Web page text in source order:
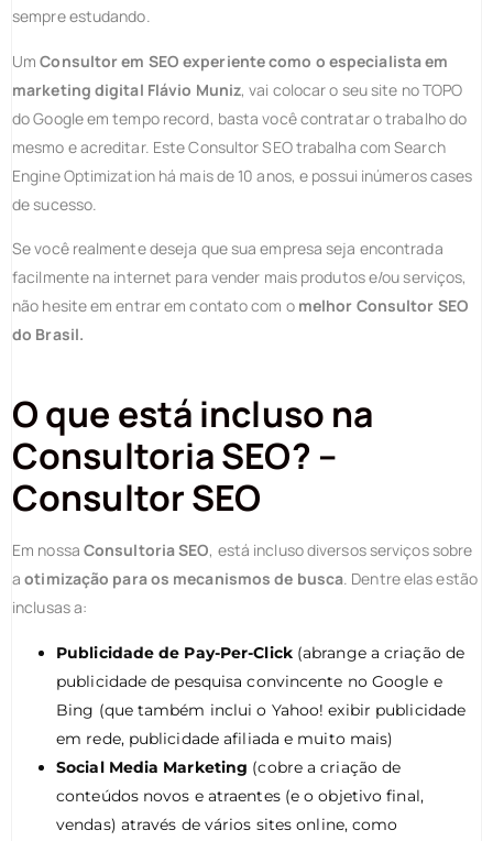
sempre estudando.
UmConsultor em SEO experiente como o especialista em
marketing digital Flávio Muniz, vai colocar o seu site no TOPO
do Google em tempo record, basta você contratar o trabalho do
mesmo e acreditar. Este Consultor SEO trabalha com Search
Engine Optimization há mais de 10 anos, e possui inúmeros cases
de sucesso.
Se você realmente deseja que sua empresa seja encontrada
facilmente na internet para vender mais produtos e/ou serviços,
não hesite em entrar em contato com omelhor Consultor SEO
do Brasil.
O que está incluso na
Consultoria SEO? –
Consultor SEO
Em nossa Consultoria SEO, está incluso diversos serviços sobre
aotimização para os mecanismos de busca. Dentre elas estão
inclusas a:
Publicidade de Pay-Per-Click(abrange a criação de
publicidade de pesquisa convincente no Google e
Bing (que também inclui o Yahoo! exibir publicidade
em rede, publicidade afiliada e muito mais)
Social Media Marketing (cobre a criação de
conteúdos novos e atraentes (e o objetivo final,
vendas) através de vários sites online, como